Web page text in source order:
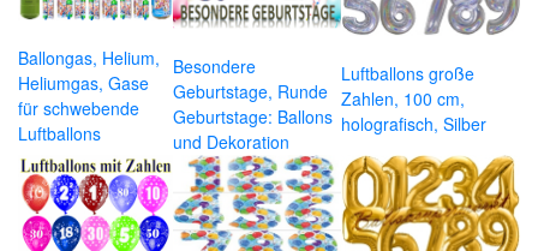
Ballongas, Helium,
Heliumgas, Gase
für schwebende
Luftballons
Besondere
Geburtstage, Runde
Geburtstage: Ballons
und Dekoration
Luftballons große
Zahlen, 100 cm,
holografisch, Silber